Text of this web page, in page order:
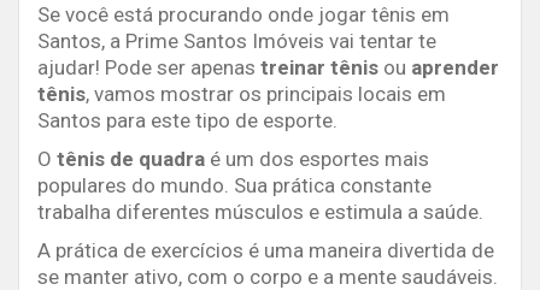
Se você está procurando onde jogar tênis em
Santos, a Prime Santos Imóveis vai tentar te
ajudar! Pode ser apenas treinar tênis ou aprender
tênis, vamos mostrar os principais locais em
Santos para este tipo de esporte.
O tênis de quadra é um dos esportes mais
populares do mundo. Sua prática constante
trabalha diferentes músculos e estimula a saúde.
A prática de exercícios é uma maneira divertida de
se manter ativo, com o corpo e a mente saudáveis.